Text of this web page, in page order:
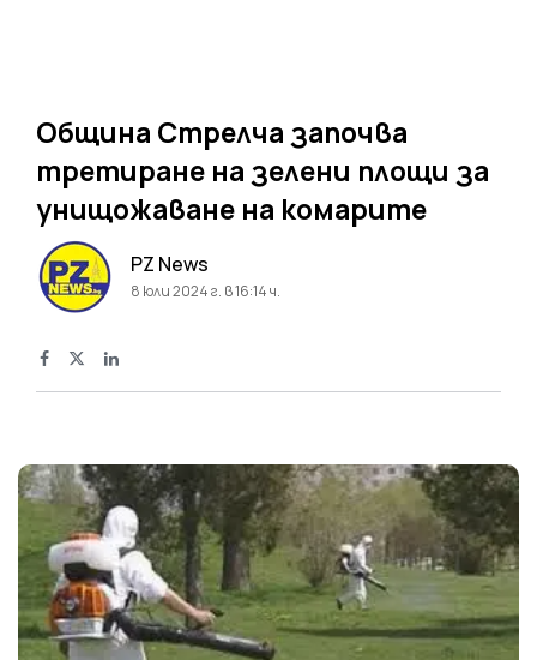
Община Стрелча започва
третиране на зелени площи за
унищожаване на комарите
PZ News
8 юли 2024 г. в 16:14 ч.